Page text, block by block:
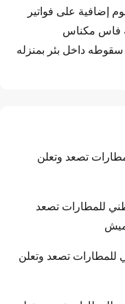
إضافية على فواتير
فاس مكناس
داخل بئر بمنزله
تصعد وتعلن
للمطارات تصعد
للمطارات تصعد وتعلن